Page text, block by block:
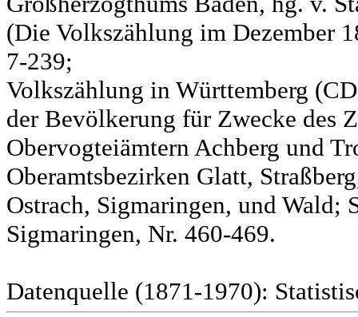
(Die Volkszählung im Dezember
7-239;
Volkszählung in Württemberg
der Bevölkerung für Zwecke des
Obervogteiämtern Achberg und
Oberamtsbezirken Glatt,
Ostrach, Sigmaringen, und Wald;
Sigmaringen, Nr. 460-469.
Datenquelle (1871-1970):